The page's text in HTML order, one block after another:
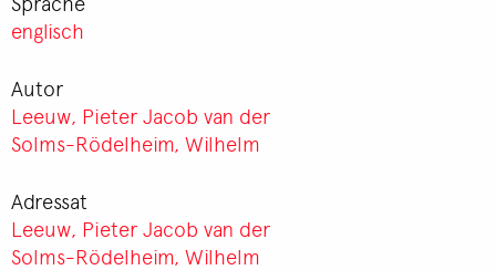
englisch
Autor
Leeuw, Pieter Jacob van der
Solms-Rödelheim, Wilhelm
Adressat
Leeuw, Pieter Jacob van der
Solms-Rödelheim, Wilhelm